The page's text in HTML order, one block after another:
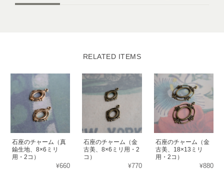
RELATED ITEMS
石座のチャーム（真
鍮生地、8×6ミリ
用・2コ）
¥660
石座のチャーム（金
古美、8×6ミリ用・2
コ）
¥770
石座のチャーム（金
古美、18×13ミリ
用・2コ）
¥880